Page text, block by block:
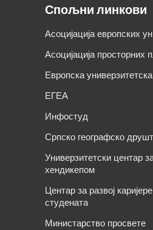
Спољни линкови
Асоцијација европских
Асоцијација просторних
Европска
ЕГЕА
Инфостуд
Српско географско
Универзитетски центар
хендикепом
Центар за развој
студената
Министарство просвете